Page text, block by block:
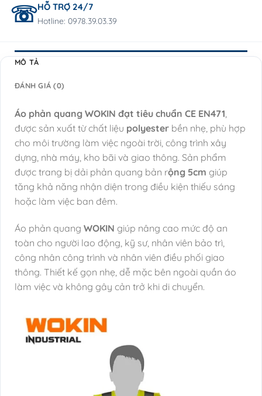
HỖ TRỢ 24/7
Hotline: 0978.39.03.39
MÔ TẢ
ĐÁNH GIÁ (0)
Áo phản quang WOKIN đạt tiêu chuẩn CE EN471,
được sản xuất từ chất liệu polyester bền nhẹ, phù hợp
cho môi trường làm việc ngoài trời, công trình xây
dựng, nhà máy, kho bãi và giao thông. Sản phẩm
được trang bị dải phản quang bản rộng 5cm giúp
tăng khả năng nhận diện trong điều kiện thiếu sáng
hoặc làm việc ban đêm.
Áo phản quang WOKIN giúp nâng cao mức độ an
toàn cho người lao động, kỹ sư, nhân viên bảo trì,
công nhân công trình và nhân viên điều phối giao
thông. Thiết kế gọn nhẹ, dễ mặc bên ngoài quần áo
làm việc và không gây cản trở khi di chuyển.